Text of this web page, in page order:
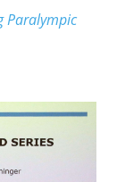
Paralympic